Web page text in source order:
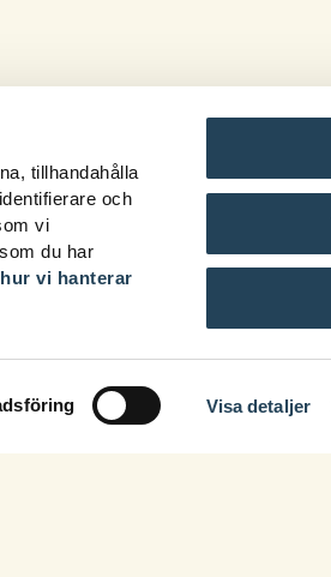
tillhandahålla
och
vi
du har
vi hanterar
Visa detaljer